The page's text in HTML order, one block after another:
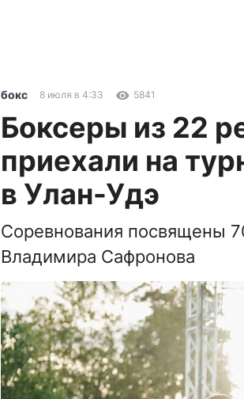
бокс 8 июля в 4:33 5841
Боксеры из 22
приехали на
в Улан-Удэ
Соревнования посвящены
Владимира Сафронова